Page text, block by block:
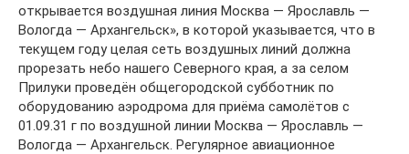
открывается воздушная линия Москва — Ярославль —
Вологда — Архангельск», в которой указывается, что в
текущем году целая сеть воздушных линий должна
прорезать небо нашего Северного края, а за селом
Прилуки проведён общегородской субботник по
оборудованию аэродрома для приёма самолётов с
01.09.31 г по воздушной линии Москва — Ярославль —
Вологда — Архангельск. Регулярное авиационное